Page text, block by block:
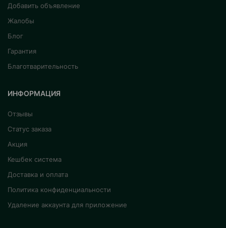
Добавить объявление
Жалобы
Блог
Гарантия
Благотварительность
ИНФОРМАЦИЯ
Отзывы
Статус заказа
Акция
Кешбек система
Доставка и оплата
Политика конфиденциальности
Удаление аккаунта для приложение